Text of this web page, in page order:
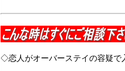
◇恋人がオーバーステイの容疑で